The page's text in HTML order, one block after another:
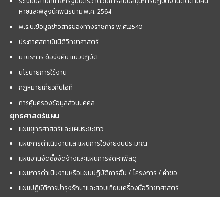
หายและพิสูจน์ศพนิรนาม พ.ศ. 2564
พ.ร.บ.ข้อมูลข่าวสารของทางราชการ พ.ศ.2540
ประกาศสถาบันนิติวิทยาศาสตร์
มาตรการ ข้อบังคับ แนวปฏิบัติ
นโยบายการใช้งาน
กฎหมายเกี่ยวกับไอที
การคุ้มครองข้อมูลส่วนบุคคล
ยุทธศาสตร์แผน
แผนยุทธศาสตร์และแผนระยะยาว
แผนการดำเนินงานและแผนการใช้จ่ายงบประมาณ
แผนงานจัดซื้อจัดจ้างและแผนการจัดหาพัสดุ
แผนการดำเนินงานหรือแผนปฏิบัติการอื่น / โครงการ / คำขอ
แผนปฏิบัติการบำรุงรักษาและสอบเทียบเครื่องมือวิทยาศาสตร์